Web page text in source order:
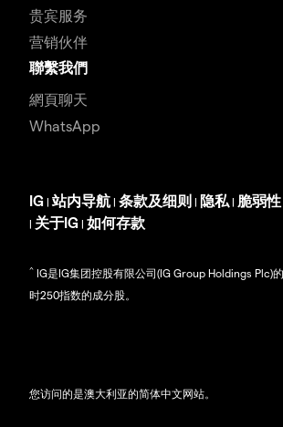
贵宾服务
营销伙伴
聯繫我們
網頁聊天
WhatsApp
IG |站内导航 | 条款及细则 | 隐私 | 脆弱性
| 关于IG | 如何存款
^ IG是IG集团控股有限公司(IG Group Holdings Plc)
时250指数的成分股。
您访问的是澳大利亚的简体中文网站。